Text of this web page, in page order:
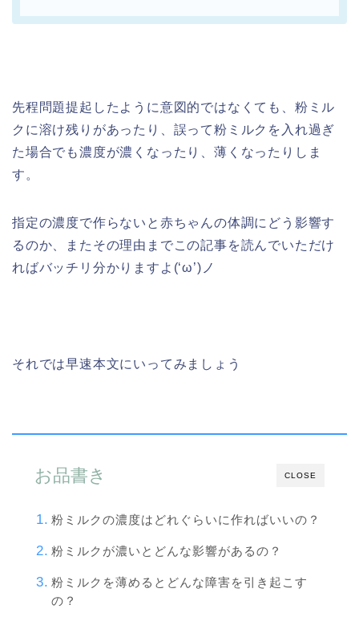
先程問題提起したように意図的ではなくても、粉ミル
クに溶け残りがあったり、誤って粉ミルクを入れ過ぎ
た場合でも濃度が濃くなったり、薄くなったりしま
す。
指定の濃度で作らないと赤ちゃんの体調にどう影響す
るのか、またその理由までこの記事を読んでいただけ
ればバッチリ分かりますよ(‘ω’)ノ
それでは早速本文にいってみましょう
CLOSE
お品書き
粉ミルクの濃度はどれぐらいに作ればいいの？
粉ミルクが濃いとどんな影響があるの？
粉ミルクを薄めるとどんな障害を引き起こす
の？